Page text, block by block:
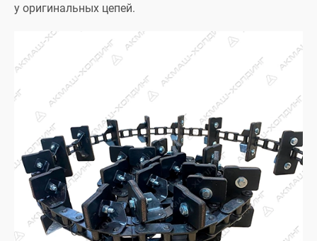
у оригинальных цепей.